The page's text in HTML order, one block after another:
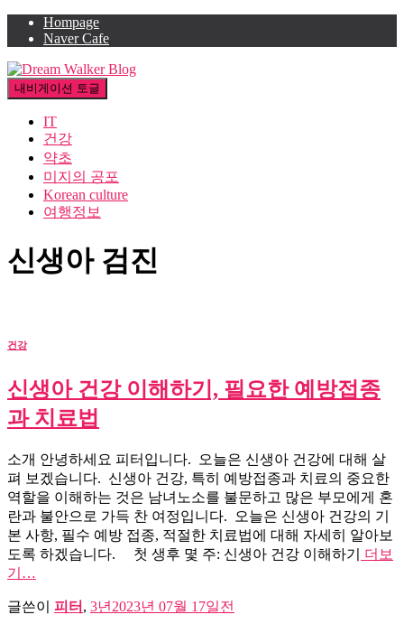
Hompage
Naver Cafe
내비게이션 토글
IT
건강
약초
미지의 공포
Korean culture
여행정보
신생아 검진
건강
신생아 건강 이해하기, 필요한 예방접종
과 치료법
소개 안녕하세요 피터입니다. 오늘은 신생아 건강에 대해 살
펴 보겠습니다. 신생아 건강, 특히 예방접종과 치료의 중요한
역할을 이해하는 것은 남녀노소를 불문하고 많은 부모에게 혼
란과 불안으로 가득 찬 여정입니다. 오늘은 신생아 건강의 기
본 사항, 필수 예방 접종, 적절한 치료법에 대해 자세히 알아보
도록 하겠습니다. 첫 생후 몇 주: 신생아 건강 이해하기
더보
기…
글쓴이 피터 , 3년 2023년 07월 17일전